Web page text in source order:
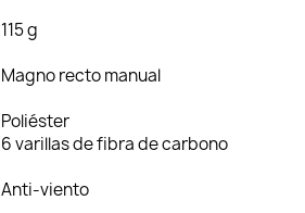
115 g
Magno recto manual
Poliéster
6 varillas de fibra de carbono
Anti-viento